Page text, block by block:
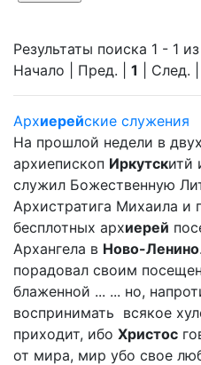
Результаты поиска 1 - 1 из
Начало | Пред. | 1 | След.
Архиерейские служения
На прошлой недели в двух
архиепископ Иркутскитй
служил Божественную
Архистратига Михаила и
бесплотных архиерей
Архангела в Ново-Ленино
порадовал своим
блаженной ... ... но,
воспринимать всякое
приходит, ибо Христос
от мира, мир убо свое